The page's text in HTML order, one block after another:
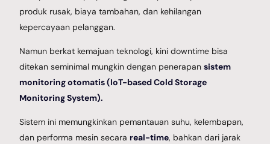
produk rusak, biaya tambahan, dan kehilangan
kepercayaan pelanggan.
Namun berkat kemajuan teknologi, kini downtime bisa
ditekan seminimal mungkin dengan penerapansistem
monitoring otomatis (IoT-based Cold Storage
Monitoring System).
Sistem ini memungkinkan pemantauan suhu, kelembapan,
dan performa mesin secara real-time, bahkan dari jarak